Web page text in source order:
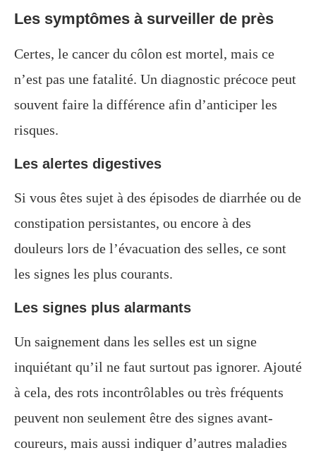
Les symptômes à surveiller de près
Certes, le cancer du côlon est mortel, mais ce
n’est pas une fatalité. Un diagnostic précoce peut
souvent faire la différence afin d’anticiper les
risques.
Les alertes digestives
Si vous êtes sujet à des épisodes de diarrhée ou de
constipation persistantes, ou encore à des
douleurs lors de l’évacuation des selles, ce sont
les signes les plus courants.
Les signes plus alarmants
Un saignement dans les selles est un signe
inquiétant qu’il ne faut surtout pas ignorer. Ajouté
à cela, des rots incontrôlables ou très fréquents
peuvent non seulement être des signes avant-
coureurs, mais aussi indiquer d’autres maladies